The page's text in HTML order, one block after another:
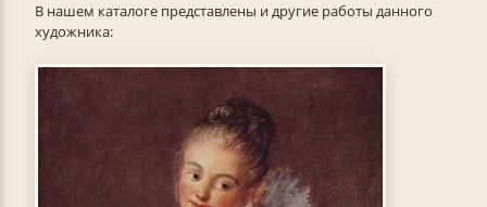
В нашем каталоге представлены и другие работы данного
художника: